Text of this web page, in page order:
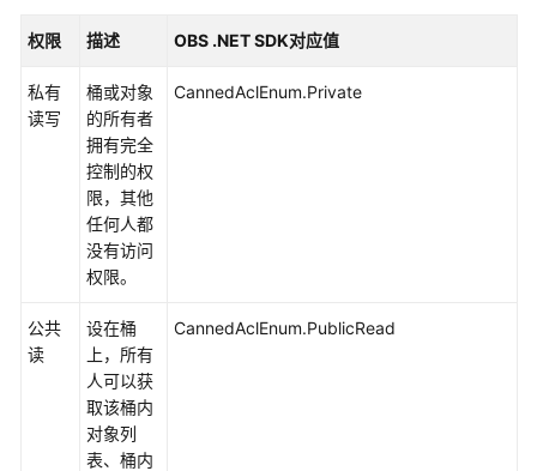
下
载
示
例
程
序
技
术
支
持
渠
道
权限 描述 OBS .NET SDK对应值
私有
读写
桶或对象
的所有者
拥有完全
控制的权
限，其他
任何人都
没有访问
权限。
CannedAclEnum.Private
公共
读
设在桶
上，所有
人可以获
取该桶内
对象列
表、桶内
CannedAclEnum.PublicRead